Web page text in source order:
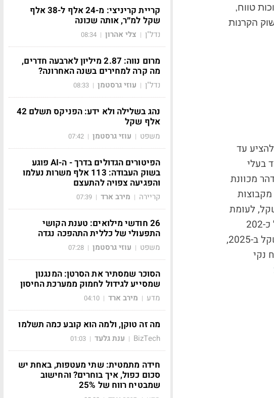
טווח,
הקרנות
עד
בעלי
מכוונת
מקבוצות
הכנסות תדהר בכ-2.89 מיליארד שקל, לעומת
כ-2.68 מיליארד שקל ב-2024, עלייה של כ-8%. הרווח הנקי המיוחס לבעלי המניות עמד על כ-202
מיליון שקל, לעומת כ-180 מיליון שקל ב-2024. הרווח הנקי המתואם עמד על 238 מיליון שקל ב-2025,
נקי
קריית קריניצי: מ-24 אלף ל-38 אלף
שקל למ״ר, אותה שכונה
נדל"ן | צלי אהרון |
08:34
מרום נווה: 2.87 מיליון לארבעה חדרים,
מה קרה למחירים בשנה האחרונה?
נדל"ן | עוזי גרסטמן |
08:33
נהג בשלילה ולא ידע: הפניקס תשלם 42
אלף שקל
משפט | עוזי גרסטמן |
07:42
הפיטורים הגדולים בדרך - ה-AI פוגע
בשוק העבודה: 113 אלף משרות נעלמו
והפגיעה צפויה להתעצם
קריירה | מירב ארד |
07:39
26 חודשי מילואים: טענת הקושי
התפעולי של כללית התהפכה נגדה
משפט | עוזי גרסטמן |
07:28
הסוכר שמסתיר את הסרטן: המנגנון
שמסייע לגידול לחמוק ממערכת החיסון
מדע | מירב ארד |
04:10
מה זה טוקן, ולמה הוא קובע כמה תשלמו
BizTech
| ענת גלעד |
01:03
חידה מתמטית: שתי מעטפות, באחת יש
סכום כפול, איך בוחרים? והחישוב
שמבטיח רווח של 25%